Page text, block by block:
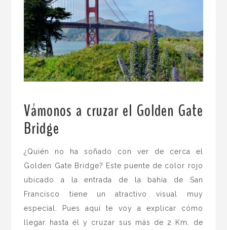
Vámonos a cruzar el Golden Gate
Bridge
¿Quién no ha soñado con ver de cerca el
Golden Gate Bridge? Este puente de color rojo
ubicado a la entrada de la bahía de San
Francisco tiene un atractivo visual muy
especial. Pues aquí te voy a explicar cómo
llegar hasta él y cruzar sus más de 2 Km. de